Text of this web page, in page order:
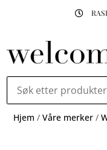

Hjem /Våre merker /